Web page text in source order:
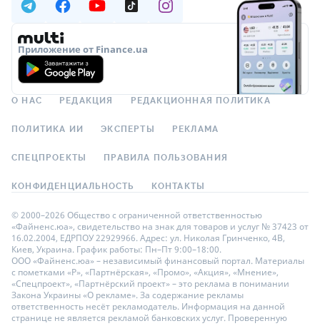
Приложение от Finance.ua
О НАС РЕДАКЦИЯ РЕДАКЦИОННАЯ ПОЛИТИКА
ПОЛИТИКА ИИ ЭКСПЕРТЫ РЕКЛАМА
СПЕЦПРОЕКТЫ ПРАВИЛА ПОЛЬЗОВАНИЯ
КОНФИДЕНЦИАЛЬНОСТЬ КОНТАКТЫ
© 2000–2026 Общество с ограниченной ответственностью
«Файненс.юа», свидетельство на знак для товаров и услуг № 37423 от
16.02.2004, ЕДРПОУ 22929966. Адрес: ул. Николая Гринченко, 4В,
Киев, Украина. График работы: Пн–Пт 9:00–18:00.
ООО «Файненс.юа» – независимый финансовый портал. Материалы
с пометками «Р», «Партнёрская», «Промо», «Акция», «Мнение»,
«Спецпроект», «Партнёрский проект» – это реклама в понимании
Закона Украины «О рекламе». За содержание рекламы
ответственность несёт рекламодатель. Информация на данной
странице не является рекламой банковских услуг. Проверенную